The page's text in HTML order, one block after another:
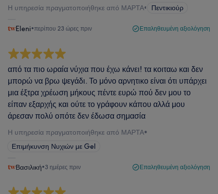
Η υπηρεσία πραγματοποιήθηκε από ΜΑΡΤΑ• Πεντικιούρ
Eleni•περίπου 23 ώρες πριν Επαληθευμένη αξιολόγηση
από τα πιο ωραία νύχια που έχω κάνει! τα κοιταω και δεν
μπορώ να βρω ψεγάδι. Το μόνο αρνητικο είναι ότι υπάρχει
μια έξτρα χρέωση μήκους πέντε ευρώ πού δεν μου το
είπαν εξαρχής και ούτε το γράφουν κάπου αλλά μου
άρεσαν πολύ οπότε δεν έδωσα σημασία
Η υπηρεσία πραγματοποιήθηκε από ΜΑΡΤΑ•
Επιμήκυνση Νυχιών με Gel
Βασιλική•3 ημέρες πριν Επαληθευμένη αξιολόγηση